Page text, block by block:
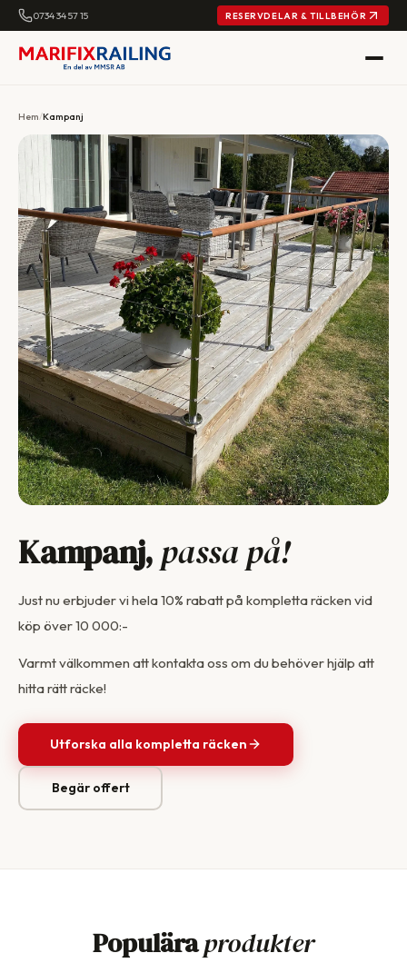
0734 34 57 15 RESERVDELAR & TILLBEHÖR
Hem/Kampanj
Kampanj, passa på!
Just nu erbjuder vi hela 10% rabatt på kompletta räcken vid
köp över 10 000:-
Varmt välkommen att kontakta oss om du behöver hjälp att
hitta rätt räcke!
Utforska alla kompletta räcken
Begär offert
Populäraprodukter